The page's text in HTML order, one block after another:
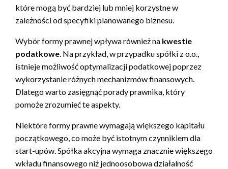
które mogą być bardziej lub mniej korzystne w
zależności od specyfiki planowanego biznesu.
Wybór formy prawnej wpływa również na kwestie
podatkowe. Na przykład, w przypadku spółki z o.o.,
istnieje możliwość optymalizacji podatkowej poprzez
wykorzystanie różnych mechanizmów finansowych.
Dlatego warto zasięgnąć porady prawnika, który
pomoże zrozumieć te aspekty.
Niektóre formy prawne wymagają większego kapitału
początkowego, co może być istotnym czynnikiem dla
start-upów. Spółka akcyjna wymaga znacznie większego
wkładu finansowego niż jednoosobowa działalność